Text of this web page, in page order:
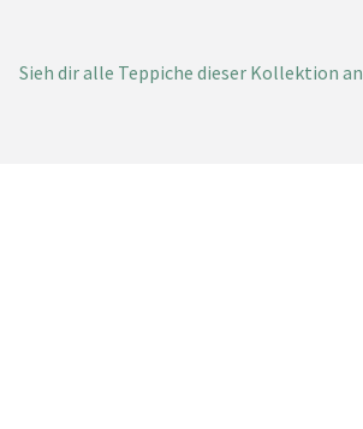
Sieh dir alle Teppiche dieser Kollektion an